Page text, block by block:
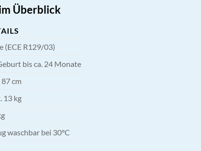
Überblick
(ECE R129/03)
bis ca. 24 Monate
cm
13 kg
waschbar bei 30°C